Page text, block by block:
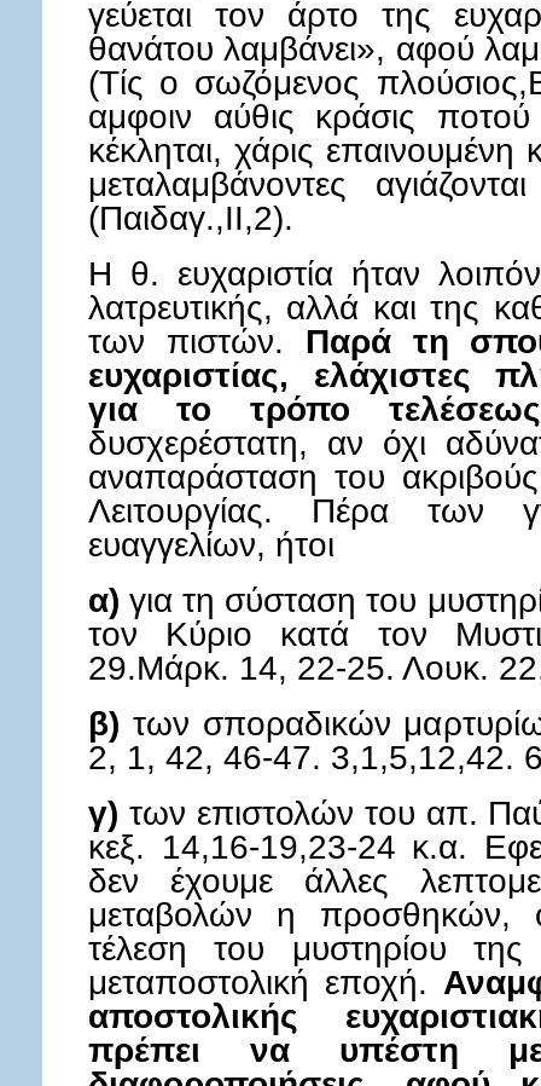
γεύεται τον άρτο της
θανάτου λαμβάνει», αφού
(Τίς ο σωζόμενος
αμφοιν αύθις κράσις
κέκληται, χάρις επαινουμένη
μεταλαμβάνοντες
(Παιδαγ.,II,2).
H θ. ευχαριστία ήταν
λατρευτικής, αλλά και της
των πιστών. Παρά τη
ευχαριστίας, ελάχιστες
για το τρόπο
δυσχερέστατη, αν όχι
αναπαράσταση του
Λειτουργίας. Πέρα των
ευαγγελίων, ήτοι
α) για τη σύσταση του
τον Κύριο κατά τον
29.Μάρκ. 14, 22-25. Λουκ.
β) των σποραδικών
2, 1, 42, 46-47. 3,1,5,12,42.
γ) των επιστολών του απ.
κεξ. 14,16-19,23-24 κ.α.
δεν έχουμε άλλες
μεταβολών η προσθηκών,
τέλεση του μυστηρίου
μεταποστολική εποχή.
αποστολικής
πρέπει να υπέστη